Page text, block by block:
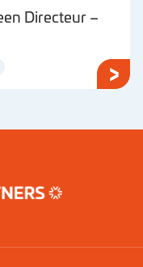
Directeur –